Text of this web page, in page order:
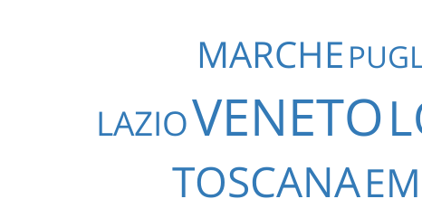
MARCHE
LAZIOVENETO
TOSCANA